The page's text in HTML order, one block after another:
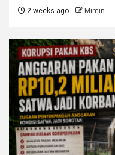
2 weeks ago Mimin